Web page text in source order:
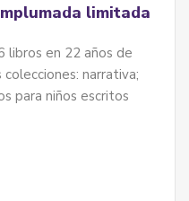
limitada
libros en 22 años de
narrativa;
para niños escritos